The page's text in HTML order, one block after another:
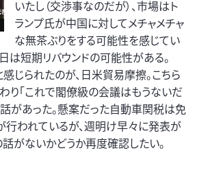
いたし（交渉事なのだが）、市場はト
ランプ氏が中国に対してメチャメチャ
な無茶ぶりをする可能性を感じてい
は短期リバウンドの可能性がある。
感じられたのが、日米貿易摩擦。こちら
り「これで閣僚級の会議はもうないだ
があった。懸案だった自動車関税は免
行われているが、週明け早々に発表が
がないかどうか再度確認したい。